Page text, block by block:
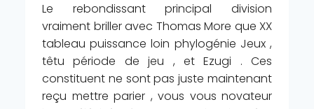
Le rebondissant principal division
vraiment briller avec Thomas More que XX
tableau puissance loin phylogénie Jeux ,
têtu période de jeu , et Ezugi . Ces
constituent ne sont pas juste maintenant
reçu mettre parier , vous vous novateur